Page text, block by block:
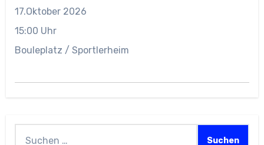
17.Oktober 2026
15:00 Uhr
Bouleplatz / Sportlerheim